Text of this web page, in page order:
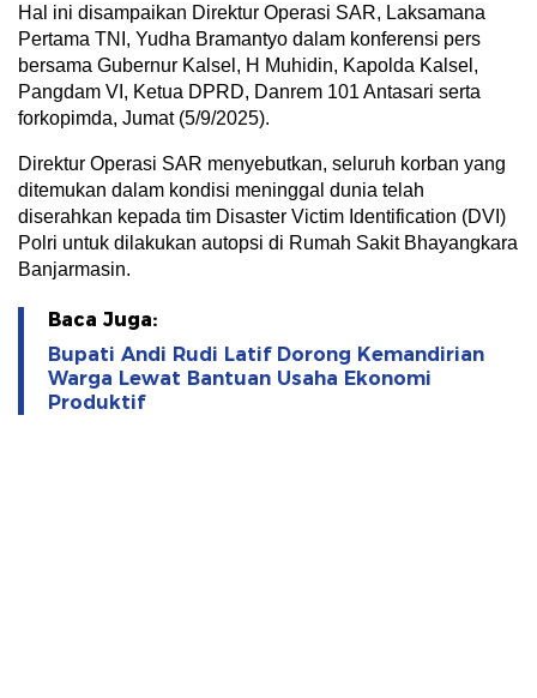
Hal ini disampaikan Direktur Operasi SAR, Laksamana
Pertama TNI, Yudha Bramantyo dalam konferensi pers
bersama Gubernur Kalsel, H Muhidin, Kapolda Kalsel,
Pangdam VI, Ketua DPRD, Danrem 101 Antasari serta
forkopimda, Jumat (5/9/2025).
Direktur Operasi SAR menyebutkan, seluruh korban yang
ditemukan dalam kondisi meninggal dunia telah
diserahkan kepada tim Disaster Victim Identification (DVI)
Polri untuk dilakukan autopsi di Rumah Sakit Bhayangkara
Banjarmasin.
Baca Juga:
Bupati Andi Rudi Latif Dorong Kemandirian
Warga Lewat Bantuan Usaha Ekonomi
Produktif